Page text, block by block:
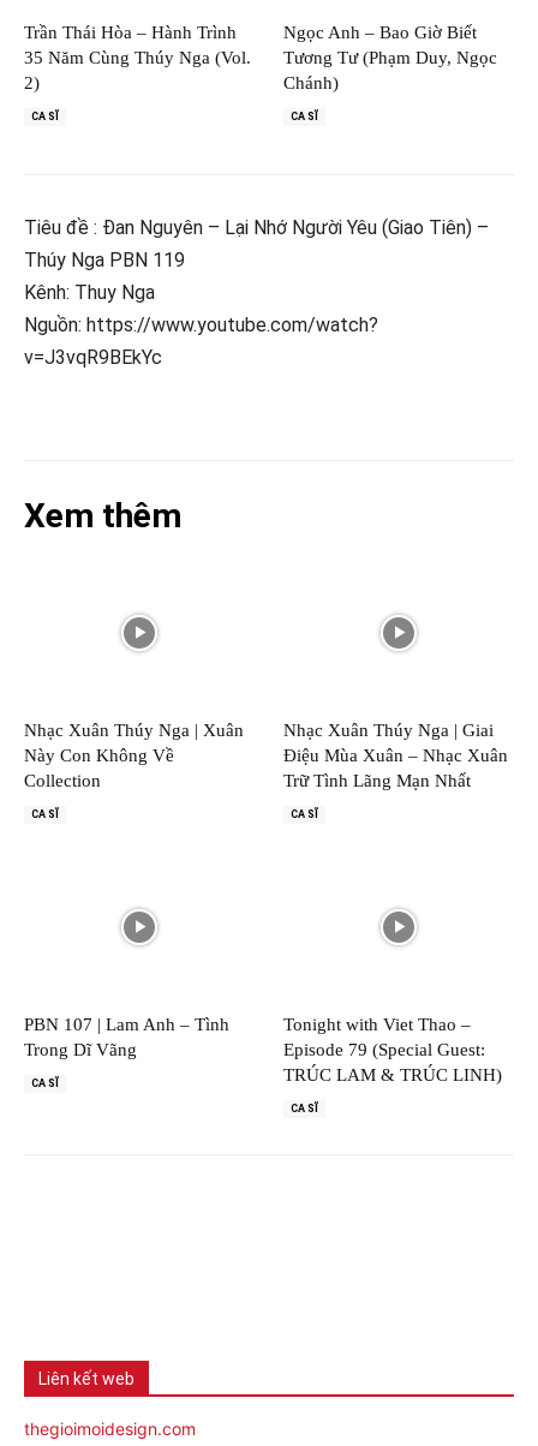
Trần Thái Hòa – Hành Trình
35 Năm Cùng Thúy Nga (Vol.
2)
CA SĨ
Ngọc Anh – Bao Giờ Biết
Tương Tư (Phạm Duy, Ngọc
Chánh)
CA SĨ
Tiêu đề : Đan Nguyên – Lại Nhớ Người Yêu (Giao Tiên) –
Thúy Nga PBN 119
Kênh: Thuy Nga
Nguồn: https://www.youtube.com/watch?
v=J3vqR9BEkYc
Xem thêm
Nhạc Xuân Thúy Nga | Xuân
Này Con Không Về
Collection
CA SĨ
Nhạc Xuân Thúy Nga | Giai
Điệu Mùa Xuân – Nhạc Xuân
Trữ Tình Lãng Mạn Nhất
CA SĨ
PBN 107 | Lam Anh – Tình
Trong Dĩ Vãng
CA SĨ
Tonight with Viet Thao –
Episode 79 (Special Guest:
TRÚC LAM & TRÚC LINH)
CA SĨ
Liên kết web
thegioimoidesign.com